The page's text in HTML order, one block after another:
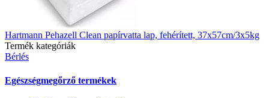
Hartmann Pehazell Clean papírvatta lap, fehérített, 37x57cm/3x5kg
Termék kategóriák
Bérlés
Egészségmegőrző termékek